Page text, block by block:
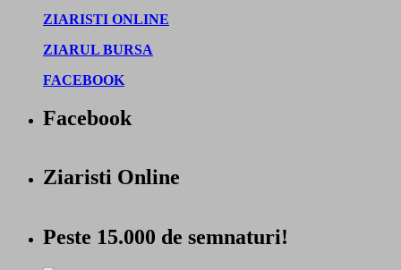
ZIARISTI ONLINE
ZIARUL BURSA
FACEBOOK
Facebook
Ziaristi Online
Peste 15.000 de semnaturi!